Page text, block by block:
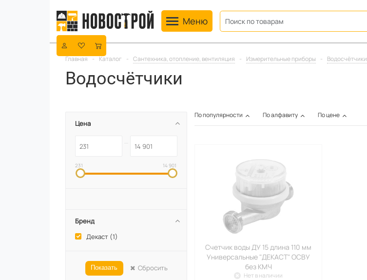
Toggle navigation
Меню
Главная - Каталог - Сантехника, отопление, вентиляция - Измерительные приборы - Водосчётчики
Водосчётчики
Цена
231 14 901
Бренд
Декаст (1)
Показать Сбросить
По популярности По алфавиту По цене
Счетчик воды ДУ 15 длина 110 мм
Универсальные "ДЕКАСТ" ОСВУ
без КМЧ
Нет в наличии